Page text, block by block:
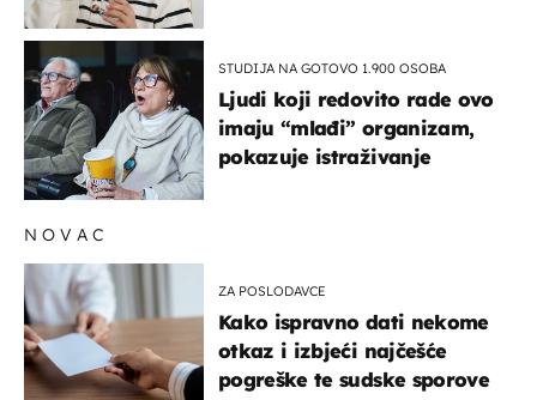
STUDIJA NA GOTOVO 1.900 OSOBA
Ljudi koji redovito rade ovo
imaju “mlađi” organizam,
pokazuje istraživanje
NOVAC
ZA POSLODAVCE
Kako ispravno dati nekome
otkaz i izbjeći najčešće
pogreške te sudske sporove